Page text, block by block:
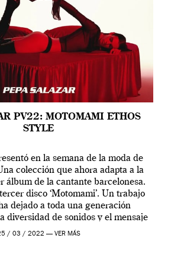
PV22: MOTOMAMI ETHOS
STYLE
en la semana de la moda de
colección que ahora adapta a la
álbum de la cantante barcelonesa.
disco ‘Motomami’. Un trabajo
dejado a toda una generación
diversidad de sonidos y el mensaje
profundo que […]
/ 03 / 2022 — VER MÁS